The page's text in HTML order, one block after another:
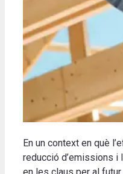
En un context en què
reducció d’emissions i